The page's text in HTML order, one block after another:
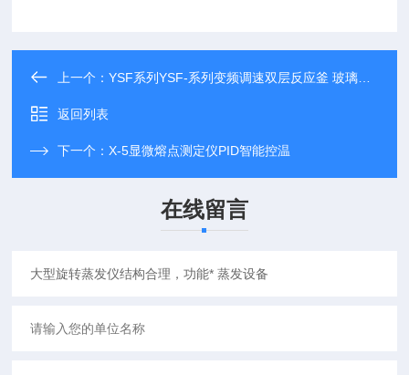
上一个：YSF系列YSF-系列变频调速双层反应釜 玻璃反应釜
返回列表
下一个：X-5显微熔点测定仪PID智能控温
在线留言